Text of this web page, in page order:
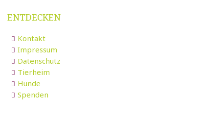
ENTDECKEN
Kontakt
Impressum
Datenschutz
Tierheim
Hunde
Spenden